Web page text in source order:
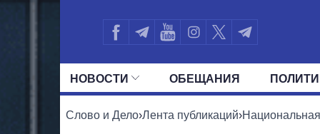
НОВОСТИ ОБЕЩАНИЯ
ВСЕ ПОЛИТИКИ ПРЕЗИДЕНТ И
Слово и Дело›Лента публикаций›